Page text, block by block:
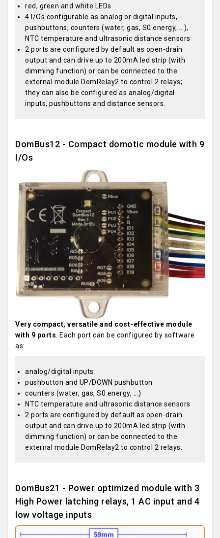
red, green and white LEDs
4 I/Os configurable as analog or digital inputs,
pushbuttons, counters (water, gas, S0 energy, ...),
NTC temperature and ultrasonic distance sensors
2 ports are configured by default as open-drain
output and can drive up to 200mA led strip (with
dimming function) or can be connected to the
external module DomRelay2 to control 2 relays;
they can also be configured as analog/digital
inputs, pushbuttons and distance sensors.
DomBus12 - Compact domotic module with 9
I/Os
Very compact, versatile and cost-effective module
with 9 ports . Each port can be configured by software
as:
analog/digital inputs
pushbutton and UP/DOWN pushbutton
counters (water, gas, S0 energy, ...)
NTC temperature and ultrasonic distance sensors
2 ports are configured by default as open-drain
output and can drive up to 200mA led strip (with
dimming function) or can be connected to the
external module DomRelay2 to control 2 relays.
DomBus21 - Power optimized module with 3
High Power latching relays, 1 AC input and 4
low voltage inputs